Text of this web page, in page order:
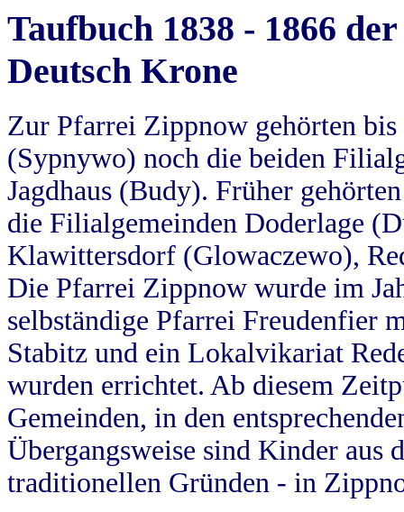
Taufbuch 1838 - 1866
Deutsch Krone
Zur Pfarrei Zippnow gehörten
(Sypnywo) noch die beiden
Jagdhaus (Budy). Früher
die Filialgemeinden Doderlage
Klawittersdorf (Glowaczewo),
Die Pfarrei Zippnow wurde im
selbständige Pfarrei Freudenfier
Stabitz und ein Lokalvikariat
wurden errichtet. Ab diesem
Gemeinden, in den
Übergangsweise sind Kinder aus
traditionellen Gründen - in